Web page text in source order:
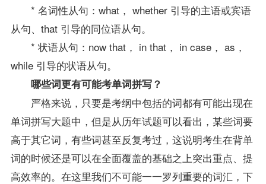
* 名词性从句：what， whether 引导的主语或宾语
从句、that 引导的同位语从句。
* 状语从句：now that， in that， in case， as，
while 引导的状语从句。
哪些词更有可能考单词拼写？
严格来说，只要是考纲中包括的词都有可能出现在
单词拼写大题中，但是从历年试题可以看出，某些词要
高于其它词，有些词甚至反复考过，这说明考生在背单
词的时候还是可以在全面覆盖的基础之上突出重点、提
高效率的。在这里我们不可能一一罗列重要的词汇，下